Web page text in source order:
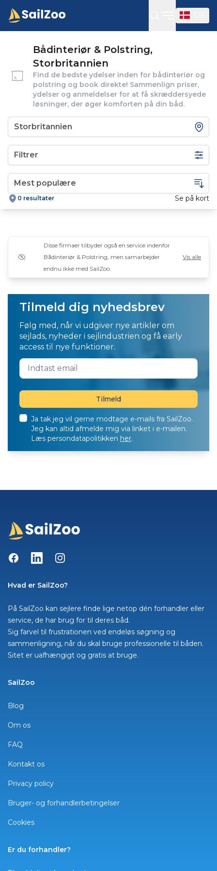
Open
Bådinteriør & Polstring,
Storbritannien
Find de bedste ydelser inden for bådinteriør og
polstring og book direkte! Sammenlign priser,
ydelser og anmeldelser for at få skræddersyede
løsninger, der øger komforten på din båd.
Filtrer
0 resultater Se på kort
Disse firmaer tilbyder også en service indenfor
Bådinteriør & Polstring, men samarbejder
endnu ikke med SailZoo
Vis alle
Tilmeld dig nyhedsbrev
Følg med, når vi udgiver nye artikler om
sejlads, nyheder i sejlindustrien og få early
access til nye funktioner.
Ja tak jeg vil gerne modtage e-mails fra SailZoo.
Jeg kan altid afmelde mig via linket i e-mailen.
Læs persondatapolitikken her.
FacebookLinkedInInstagram
Hvad er SailZoo?
På SailZoo kan sejlere finde lige netop dén forhandler eller
service, de har brug for til deres båd.
Sig farvel til frustrationen ved endeløs søgning og
sammenligning, når du skal bruge professionelle til båden.
Sitet er uafhængigt og gratis at bruge.
SailZoo
Blog
Om os
FAQ
Kontakt os
Privacy policy
Bruger- og forhandlerbetingelser
Cookies
Er du forhandler?